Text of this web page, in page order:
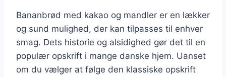
Bananbrød med kakao og mandler er en lækker
og sund mulighed, der kan tilpasses til enhver
smag. Dets historie og alsidighed gør det til en
populær opskrift i mange danske hjem. Uanset
om du vælger at følge den klassiske opskrift